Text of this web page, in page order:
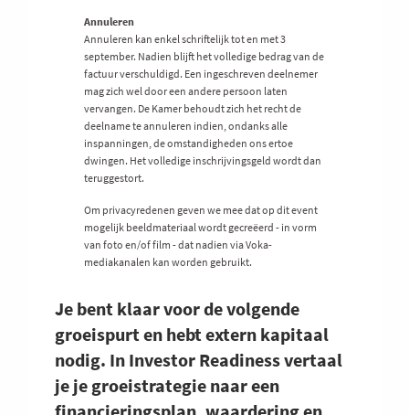
Je bent klaar voor de volgende
groeispurt en hebt extern kapitaal
nodig. In Investor Readiness vertaal
je je groeistrategie naar een
Annuleren
Annuleren kan enkel schriftelijk tot en met 3
september. Nadien blijft het volledige bedrag van de
factuur verschuldigd. Een ingeschreven deelnemer
mag zich wel door een andere persoon laten
vervangen. De Kamer behoudt zich het recht de
deelname te annuleren indien, ondanks alle
inspanningen, de omstandigheden ons ertoe
dwingen. Het volledige inschrijvingsgeld wordt dan
teruggestort.
Om privacyredenen geven we mee dat op dit event
mogelijk beeldmateriaal wordt gecreëerd - in vorm
van foto en/of film - dat nadien via Voka-
mediakanalen kan worden gebruikt.